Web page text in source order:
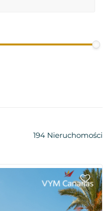
194 Nieruchomości